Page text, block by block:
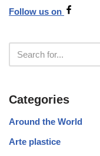
Follow us on
Categories
Around the World
Arte plastice